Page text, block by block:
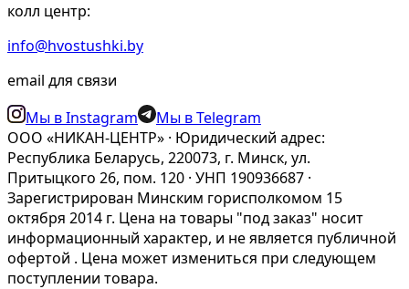
колл центр:
info@hvostushki.by
email для связи
Мы в Instagram
Мы в Telegram
ООО «НИКАН-ЦЕНТР» · Юридический адрес:
Республика Беларусь, 220073, г. Минск, ул.
Притыцкого 26, пом. 120 · УНП 190936687 ·
Зарегистрирован Минским горисполкомом 15
октября 2014 г. Цена на товары "под заказ" носит
информационный характер, и не является публичной
офертой . Цена может измениться при следующем
поступлении товара.